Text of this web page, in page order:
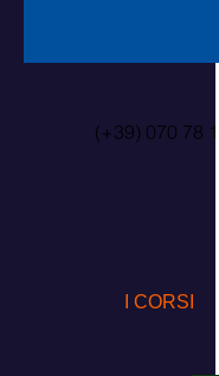
(+39) 070 78
I CORSI